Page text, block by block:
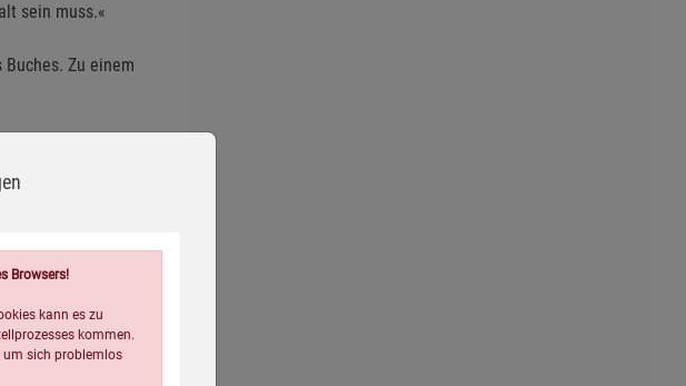
sein muss.«
Zu einem
unseren
deuten
UFO-Erlebnisse
der Antarktis,
Browsers!
kann es zu
kommen.
um sich problemlos